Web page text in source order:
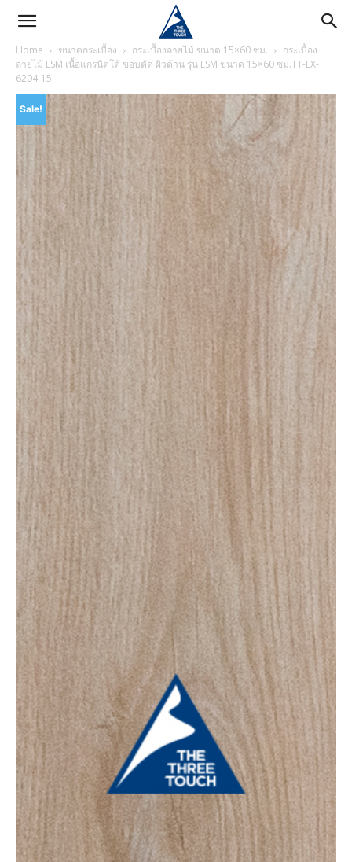
Home ขนาดกระเบื้อง กระเบื้องลายไม้ ขนาด 15×60 ซม.
กระเบื้อง
ลายไม้ ESM เนื้อแกรนิตโต้ ขอบตัด ผิวด้าน รุ่น ESM ขนาด 15×60 ซม.TT-EX-
6204-15
Sale!